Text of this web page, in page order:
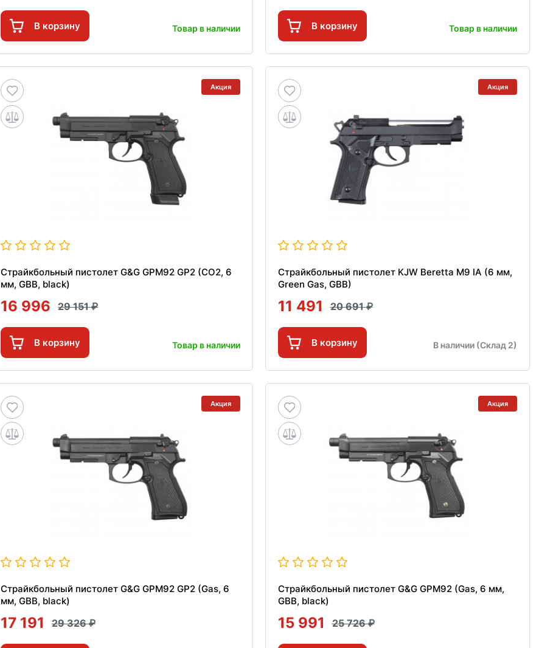
В корзину Товар в наличии В корзину Товар в наличии
Акция
Страйкбольный пистолет G&G GPM92 GP2 (CO2, 6
мм, GBB, black)
16 996 29 151
В корзину Товар в наличии
Акция
Страйкбольный пистолет KJW Beretta M9 IA (6 мм,
Green Gas, GBB)
11 491 20 691
В корзину В наличии (Склад 2)
Акция
Страйкбольный пистолет G&G GPM92 GP2 (Gas, 6
мм, GBB, black)
17 191 29 326
Акция
Страйкбольный пистолет G&G GPM92 (Gas, 6 мм,
GBB, black)
15 991 25 726